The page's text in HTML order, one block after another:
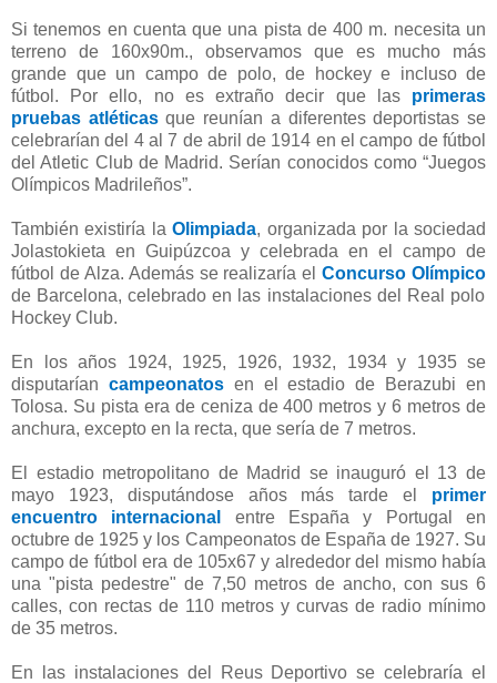
Si tenemos en cuenta que una pista de 400 m. necesita un
terreno de 160x90m., observamos que es mucho más
grande que un campo de polo, de hockey e incluso de
fútbol. Por ello, no es extraño decir que las primeras
pruebas atléticasque reunían a diferentes deportistas se
celebrarían del 4 al 7 de abril de 1914 en el campo de fútbol
del Atletic Club de Madrid. Serían conocidos como “Juegos
Olímpicos Madrileños”.
También existiría laOlimpiada, organizada por la sociedad
Jolastokieta en Guipúzcoa y celebrada en el campo de
fútbol de Alza. Además se realizaría elConcurso Olímpico
de Barcelona, celebrado en las instalaciones del Real polo
Hockey Club.
En los años 1924, 1925, 1926, 1932, 1934 y 1935 se
disputarían campeonatosen el estadio de Berazubi en
Tolosa. Su pista era de ceniza de 400 metros y 6 metros de
anchura, excepto en la recta, que sería de 7 metros.
El estadio metropolitano de Madrid se inauguró el 13 de
mayo 1923, disputándose años más tarde el primer
encuentro internacional
entre España y Portugal en
octubre de 1925 y los Campeonatos de España de 1927. Su
campo de fútbol era de 105x67 y alrededor del mismo había
una "pista pedestre" de 7,50 metros de ancho, con sus 6
calles, con rectas de 110 metros y curvas de radio mínimo
de 35 metros.
En las instalaciones del Reus Deportivo se celebraría el